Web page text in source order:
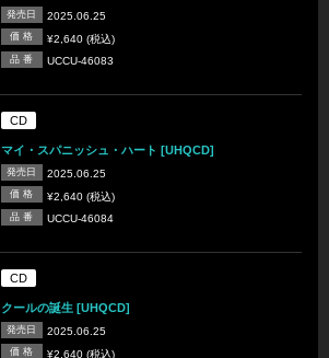
発売日 2025.06.25
価 格 ¥2,640 (税込)
品 番 UCCU-46083
CD
マイ・スパニッシュ・ハート [UHQCD]
発売日 2025.06.25
価 格 ¥2,640 (税込)
品 番 UCCU-46084
CD
クールの誕生 [UHQCD]
発売日 2025.06.25
価 格 ¥2,640 (税込)